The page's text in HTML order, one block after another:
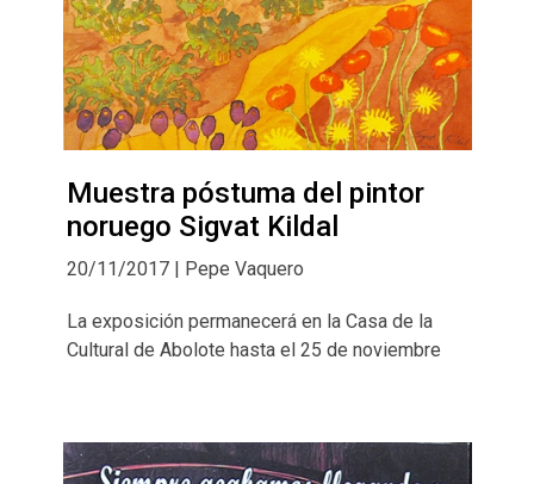
Muestra póstuma del pintor
noruego Sigvat Kildal
20/11/2017 | Pepe Vaquero
La exposición permanecerá en la Casa de la
Cultural de Abolote hasta el 25 de noviembre